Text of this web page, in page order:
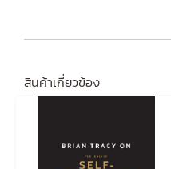
สินค้าเกี่ยวข้อง